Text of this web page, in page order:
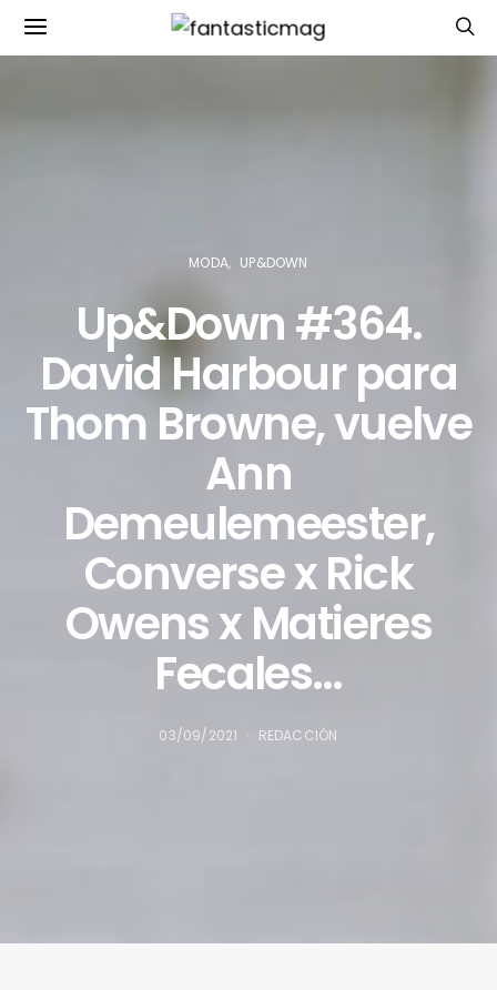
MODA UP&DOWN
Up&Down #364.
David Harbour para
Thom Browne, vuelve
Ann
Demeulemeester,
Converse x Rick
Owens x Matieres
Fecales…
03/09/2021 REDACCIÓN